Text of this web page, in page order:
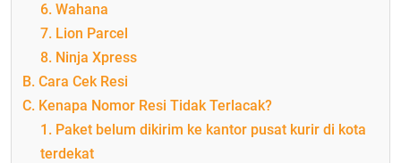
6. Wahana
7. Lion Parcel
8. Ninja Xpress
B. Cara Cek Resi
C. Kenapa Nomor Resi Tidak Terlacak?
1. Paket belum dikirim ke kantor pusat kurir di kota
terdekat